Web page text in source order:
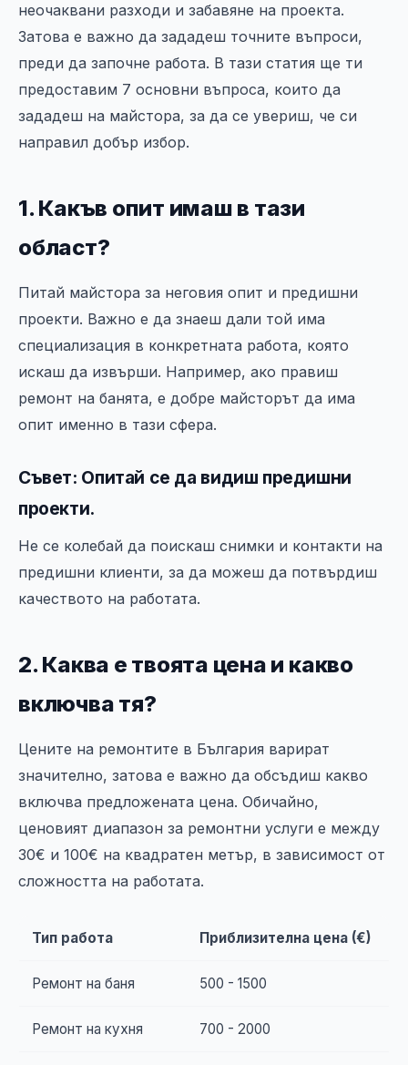
неочаквани разходи и забавяне на проекта.
Затова е важно да зададеш точните въпроси,
преди да започне работа. В тази статия ще ти
предоставим 7 основни въпроса, които да
зададеш на майстора, за да се увериш, че си
направил добър избор.
1. Какъв опит имаш в тази
област?
Питай майстора за неговия опит и предишни
проекти. Важно е да знаеш дали той има
специализация в конкретната работа, която
искаш да извърши. Например, ако правиш
ремонт на банята, е добре майсторът да има
опит именно в тази сфера.
Съвет: Опитай се да видиш предишни
проекти.
Не се колебай да поискаш снимки и контакти на
предишни клиенти, за да можеш да потвърдиш
качеството на работата.
2. Каква е твоята цена и какво
включва тя?
Цените на ремонтите в България варират
значително, затова е важно да обсъдиш какво
включва предложената цена. Обичайно,
ценовият диапазон за ремонтни услуги е между
30€ и 100€ на квадратен метър, в зависимост от
сложността на работата.
Тип работа Приблизителна цена (€)
Ремонт на баня 500 - 1500
Ремонт на кухня 700 - 2000